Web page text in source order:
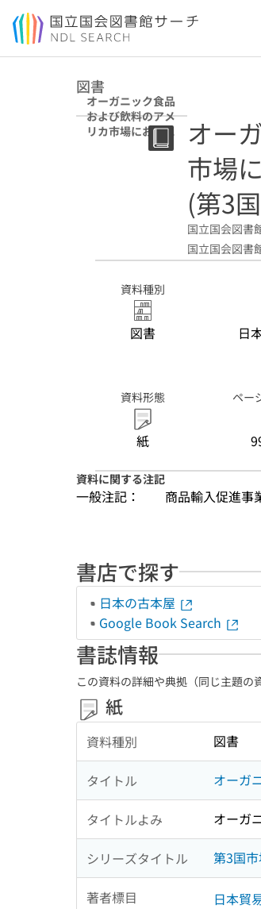
本文へ移動
図書
オーガニック食品
および飲料のアメ
リカ市場における
動向 (第3国市場調
オー
市場
(第3
国立国会図書
国立国会図書
資料種別
図書 日
資料形態
紙
ペー
資料に関する注記
一般注記： 商品輸入促進事
書店で探す
日本の古本屋
Google Book Search
書誌情報
この資料の詳細や典拠（同じ主題の
紙
資料種別 図書
タイトル オーガ
タイトルよみ オーガ
シリーズタイトル 第3国
著者標目 日本貿